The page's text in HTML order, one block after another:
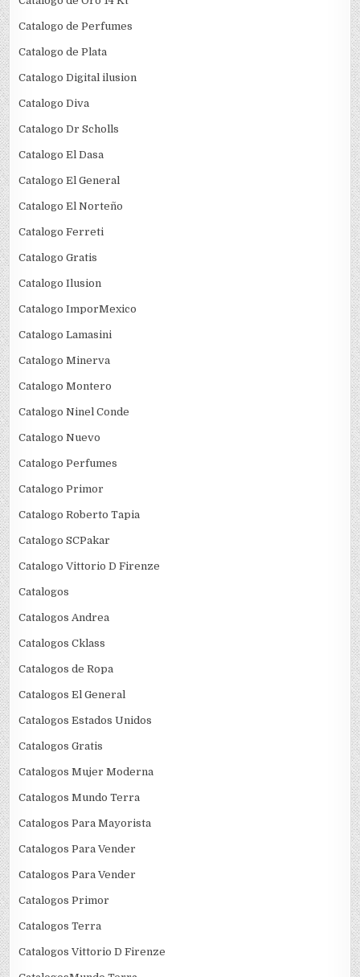
Catalogo de Perfumes
Catalogo de Plata
Catalogo Digital ilusion
Catalogo Diva
Catalogo Dr Scholls
Catalogo El Dasa
Catalogo El General
Catalogo El Norteño
Catalogo Ferreti
Catalogo Gratis
Catalogo Ilusion
Catalogo ImporMexico
Catalogo Lamasini
Catalogo Minerva
Catalogo Montero
Catalogo Ninel Conde
Catalogo Nuevo
Catalogo Perfumes
Catalogo Primor
Catalogo Roberto Tapia
Catalogo SCPakar
Catalogo Vittorio D Firenze
Catalogos
Catalogos Andrea
Catalogos Cklass
Catalogos de Ropa
Catalogos El General
Catalogos Estados Unidos
Catalogos Gratis
Catalogos Mujer Moderna
Catalogos Mundo Terra
Catalogos Para Mayorista
Catalogos Para Vender
Catalogos Para Vender
Catalogos Primor
Catalogos Terra
Catalogos Vittorio D Firenze